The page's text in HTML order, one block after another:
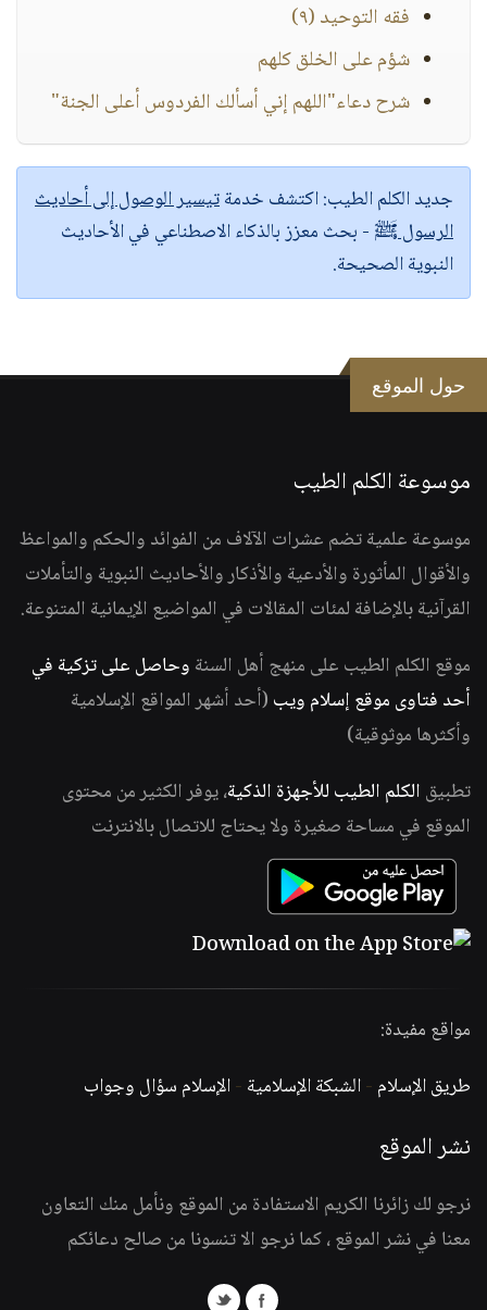
فقه التوحيد (٩)
شؤم على الخلق كلهم
شرح دعاء"اللهم إني أسألك الفردوس أعلى الجنة"
جديد الكلم الطيب:اكتشف خدمةتيسير الوصول إلى أحاديث
الرسول ﷺ - بحث معزز بالذكاء الاصطناعي في الأحاديث
النبوية الصحيحة.
حول الموقع
موسوعة الكلم الطيب
موسوعة علمية تضم عشرات الآلاف من الفوائد والحكم والمواعظ
والأقوال المأثورة والأدعية والأذكار والأحاديث النبوية والتأملات
القرآنية بالإضافة لمئات المقالات في المواضيع الإيمانية المتنوعة.
موقع الكلم الطيب على منهج أهل السنة وحاصل على تزكية في
أحد فتاوى موقع إسلام ويب (أحد أشهر المواقع الإسلامية
وأكثرها موثوقية)
تطبيق الكلم الطيب للأجهزة الذكية، يوفر الكثير من محتوى
الموقع في مساحة صغيرة ولا يحتاج للاتصال بالانترنت
مواقع مفيدة:
طريق الإسلام -الشبكة الإسلامية -الإسلام سؤال وجواب
نشر الموقع
نرجو لك زائرنا الكريم الاستفادة من الموقع ونأمل منك التعاون
معنا في نشر الموقع ، كما نرجو الا تنسونا من صالح دعائكم